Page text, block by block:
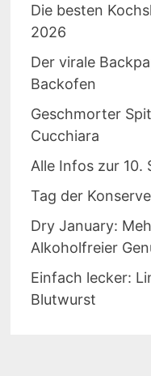
Die besten
2026
Der virale
Backofen
Geschmorter
Cucchiara
Alle Infos zur
Tag der
Dry January:
Alkoholfreier
Einfach lecker:
Blutwurst